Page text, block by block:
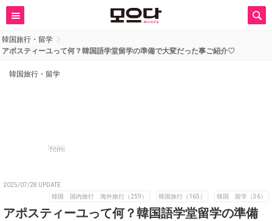
韓国旅行・留学
アポスティーユって何？韓国語学堂留学の準備で大変だった事ご紹介♡
韓国旅行・留学
tomi
2025/07/28 UPDATE
韓国 国内旅行 海外旅行（259）
韓国旅行（165） 韓国 留学（36）
アポスティーユって何？韓国語学堂留学の準備